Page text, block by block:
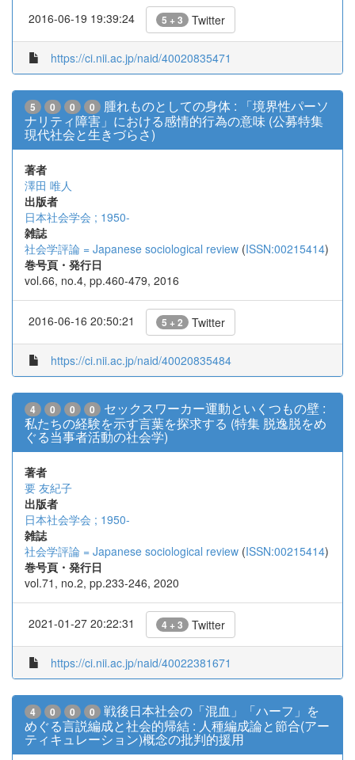
2016-06-19 19:39:24 5 + 3 Twitter
https://ci.nii.ac.jp/naid/40020835471
5 0 0 0
腫れものとしての身体 : 「境界性パーソ
ナリティ障害」における感情的行為の意味 (公募特集
現代社会と生きづらさ)
著者
澤田 唯人
出版者
日本社会学会 ; 1950-
雑誌
社会学評論 = Japanese sociological review (ISSN:00215414)
巻号頁・発行日
vol.66, no.4, pp.460-479, 2016
2016-06-16 20:50:21 5 + 2 Twitter
https://ci.nii.ac.jp/naid/40020835484
4 0 0 0
セックスワーカー運動といくつもの壁 :
私たちの経験を示す言葉を探求する (特集 脱逸脱をめ
ぐる当事者活動の社会学)
著者
要 友紀子
出版者
日本社会学会 ; 1950-
雑誌
社会学評論 = Japanese sociological review (ISSN:00215414)
巻号頁・発行日
vol.71, no.2, pp.233-246, 2020
2021-01-27 20:22:31 4 + 3 Twitter
https://ci.nii.ac.jp/naid/40022381671
4 0 0 0
戦後日本社会の「混血」「ハーフ」を
めぐる言説編成と社会的帰結 : 人種編成論と節合(アー
ティキュレーション)概念の批判的援用